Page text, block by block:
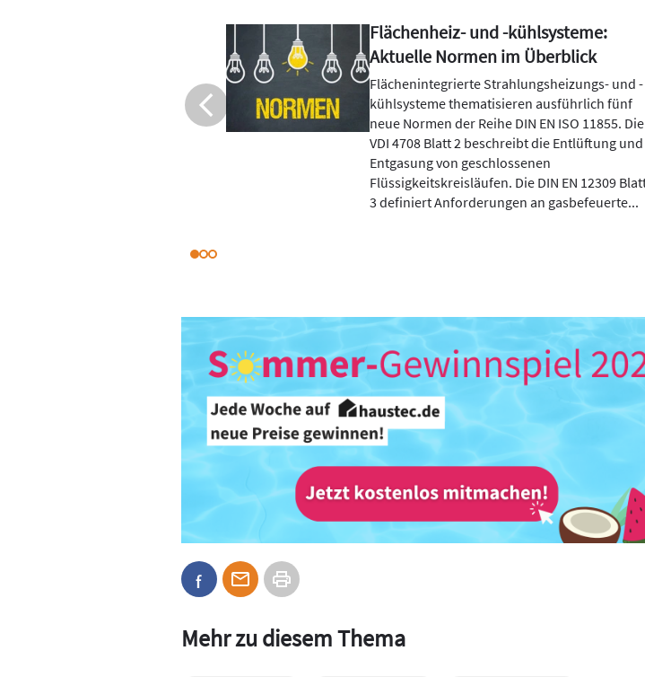
Solarthermie und Flächenheizung:
Die Sonnenenergie in der Fläche
nutzen
Die EU-Richtlinie über die
Gesamtenergieeffizienz von ­Gebäuden fordert
für den Neubau ab 2021 das
Niedrigstenergiegebäude. Zukunftsfähige
Gebäudekonzepte müssen sich diesen
Veränderungen anpassen. Und das gilt nicht
Mehr zu diesem Thema